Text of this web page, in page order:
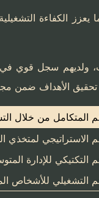
الكفاءة
ولديهم سجل قوي
الأهداف ضمن
المتكامل من خلال
الاستراتيجي لمتخذي
التكتيكي للإدارة
التشغيلي للأشخاص